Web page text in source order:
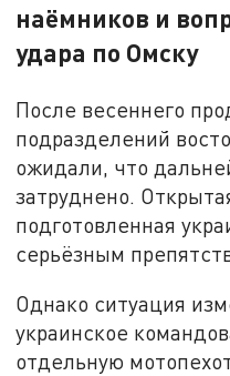
наёмников и
удара по Омску
После весеннего
подразделений
ожидали, что
затруднено.
подготовленная
серьёзным
Однако ситуация
украинское
отдельную